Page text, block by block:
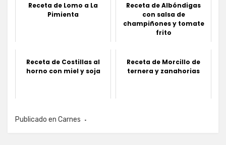
Receta de Lomo a La
Pimienta
Receta de Albóndigas
con salsa de
champiñones y tomate
frito
Receta de Costillas al
horno con miel y soja
Receta de Morcillo de
ternera y zanahorias
Publicado en Carnes